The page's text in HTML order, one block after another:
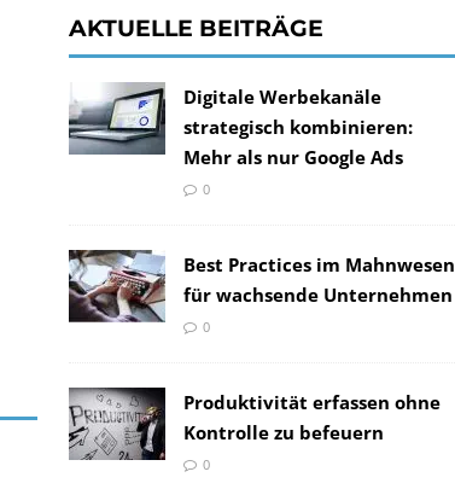
AKTUELLE BEITRÄGE
Digitale Werbekanäle
strategisch kombinieren:
Mehr als nur Google Ads
0
Best Practices im Mahnwesen
für wachsende Unternehmen
0
Produktivität erfassen ohne
Kontrolle zu befeuern
0